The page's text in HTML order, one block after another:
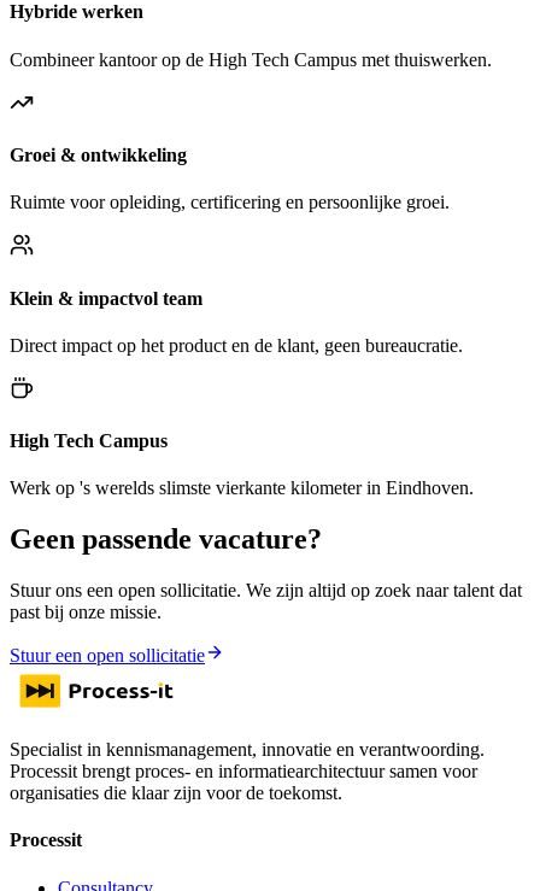
Hybride werken
Combineer kantoor op de High Tech Campus met thuiswerken.
Groei & ontwikkeling
Ruimte voor opleiding, certificering en persoonlijke groei.
Klein & impactvol team
Direct impact op het product en de klant, geen bureaucratie.
High Tech Campus
Werk op 's werelds slimste vierkante kilometer in Eindhoven.
Geen passende vacature?
Stuur ons een open sollicitatie. We zijn altijd op zoek naar talent dat
past bij onze missie.
Stuur een open sollicitatie
Specialist in kennismanagement, innovatie en verantwoording.
Processit brengt proces- en informatiearchitectuur samen voor
organisaties die klaar zijn voor de toekomst.
Processit